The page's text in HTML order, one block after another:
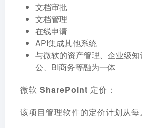
文档审批
文档管理
在线申请
API集成其他系统
与微软的资产管理、企业级
公、BI商务等融为一体
微软 SharePoint 定价：
该项目管理软件的定价计划从每